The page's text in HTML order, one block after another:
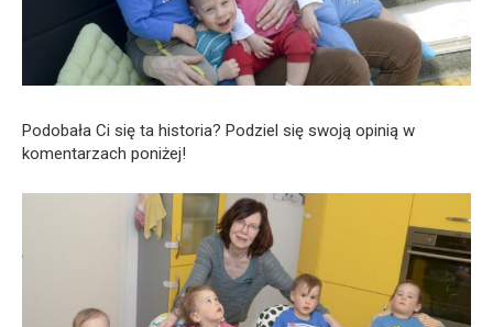
Podobała Ci się ta historia? Podziel się swoją opinią w
komentarzach poniżej!